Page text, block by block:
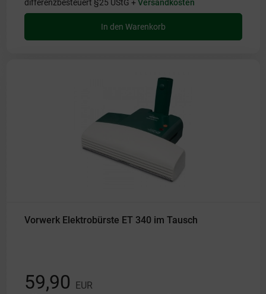
differenzbesteuert §25 UStG +Versandkosten
In den Warenkorb
Vorwerk Elektrobürste ET 340 im Tausch
59,90 EUR